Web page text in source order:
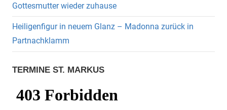
Gottesmutter wieder zuhause
Heiligenfigur in neuem Glanz – Madonna zurück in
Partnachklamm
TERMINE ST. MARKUS